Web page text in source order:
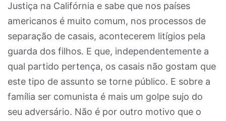
Justiça na Califórnia e sabe que nos países
americanos é muito comum, nos processos de
separação de casais, acontecerem litígios pela
guarda dos filhos. E que, independentemente a
qual partido pertença, os casais não gostam que
este tipo de assunto se torne público. E sobre a
família ser comunista é mais um golpe sujo do
seu adversário. Não é por outro motivo que o